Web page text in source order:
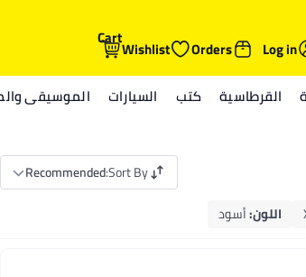
Log in
Orders
Wishlist
Cart
القرطاسية كتب السيارات الموسيقى
Sort By
:
Recommended
اللون:أسود